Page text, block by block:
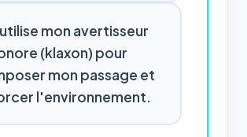
mon avertisseur
(klaxon) pour
mon passage et
l'environnement.